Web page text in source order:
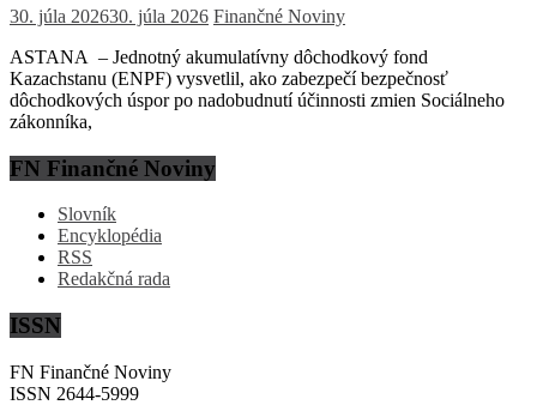
30. júla 202630. júla 2026 Finančné Noviny
ASTANA – Jednotný akumulatívny dôchodkový fond
Kazachstanu (ENPF) vysvetlil, ako zabezpečí bezpečnosť
dôchodkových úspor po nadobudnutí účinnosti zmien Sociálneho
zákonníka,
FN Finančné Noviny
Slovník
Encyklopédia
RSS
Redakčná rada
ISSN
FN Finančné Noviny
ISSN 2644-5999